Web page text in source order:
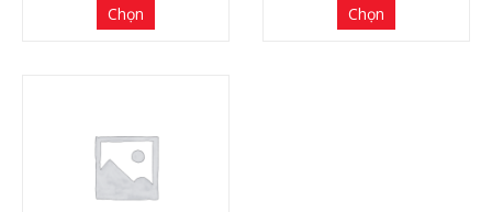
XEM THÊM
Chọn Chọn